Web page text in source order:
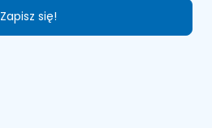
Zapisz się!